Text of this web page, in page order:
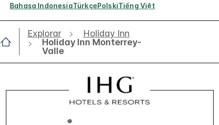
Bahasa IndonesiaTürkçePolskiTiếng Việt
Explorar
Holiday Inn
Holiday Inn Monterrey-
Valle